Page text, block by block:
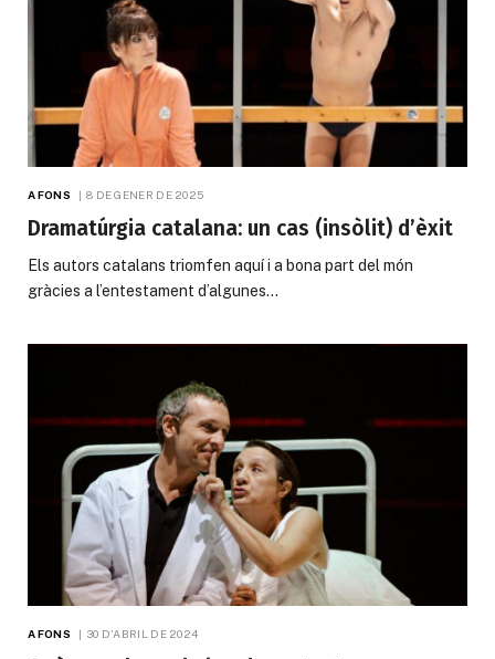
A FONS 8 DE GENER DE 2025
Dramatúrgia catalana: un cas (insòlit) d’èxit
Els autors catalans triomfen aquí i a bona part del món
gràcies a l’entestament d’algunes…
A FONS 30 D'ABRIL DE 2024